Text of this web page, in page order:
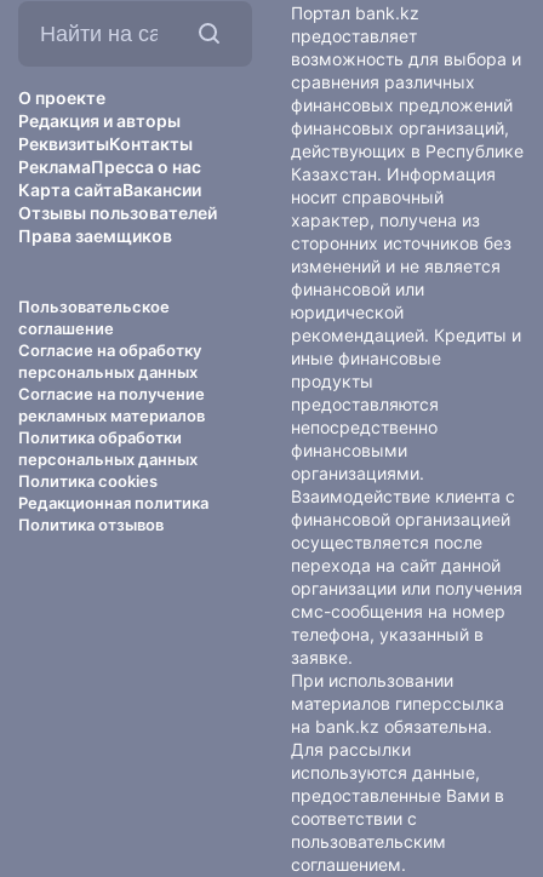
О проекте
Редакция и авторы
РеквизитыКонтакты
РекламаПресса о нас
Карта сайтаВакансии
Отзывы пользователей
Права заемщиков
Пользовательское
соглашение
Согласие на обработку
персональных данных
Согласие на получение
рекламных материалов
Политика обработки
персональных данных
Политика cookies
Редакционная политика
Политика отзывов
Портал bank.kz
предоставляет
возможность для выбора и
сравнения различных
финансовых предложений
финансовых организаций,
действующих в Республике
Казахстан. Информация
носит справочный
характер, получена из
сторонних источников без
изменений и не является
финансовой или
юридической
рекомендацией. Кредиты и
иные финансовые
продукты
предоставляются
непосредственно
финансовыми
организациями.
Взаимодействие клиента с
финансовой организацией
осуществляется после
перехода на сайт данной
организации или получения
смс-сообщения на номер
телефона, указанный в
заявке.
При использовании
материалов гиперссылка
на bank.kz обязательна.
Для рассылки
используются данные,
предоставленные Вами в
соответствии с
пользовательским
соглашением.